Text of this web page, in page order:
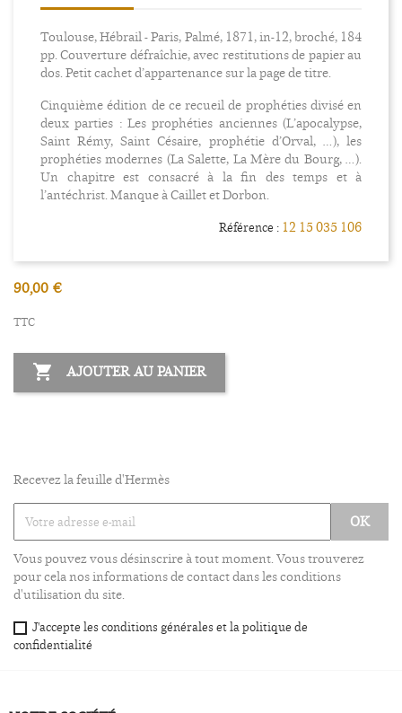
Toulouse, Hébrail - Paris, Palmé, 1871, in-12, broché, 184
pp. Couverture défraîchie, avec restitutions de papier au
dos. Petit cachet d’appartenance sur la page de titre.
Cinquième édition de ce recueil de prophéties divisé en
deux parties : Les prophéties anciennes (L’apocalypse,
Saint Rémy, Saint Césaire, prophétie d’Orval, …), les
prophéties modernes (La Salette, La Mère du Bourg, …).
Un chapitre est consacré à la fin des temps et à
l’antéchrist. Manque à Caillet et Dorbon.
Référence : 12 15 035 106
90,00 €
TTC
 AJOUTER AU PANIER
Recevez la feuille d'Hermès
Vous pouvez vous désinscrire à tout moment. Vous trouverez
pour cela nos informations de contact dans les conditions
d'utilisation du site.
J'accepte les conditions générales et la politique de
confidentialité